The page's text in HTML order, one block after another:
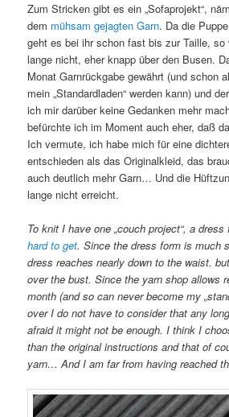
Zum Stricken gibt es ein „Sofaprojekt“,
dem mühsam gejagten Garn. Da die
geht es bei ihr schon fast bis zur Taille,
lange nicht, eher knapp über den Busen.
Monat Garnrückgabe gewährt (und schon
mein „Standardladen“ werden kann) und
ich mir darüber keine Gedanken mehr
befürchte ich im Moment auch eher, daß
Ich vermute, ich habe mich für eine
entschieden als das Originalkleid, das
auch deutlich mehr Garn… Und die
lange nicht erreicht.
To knit I have one „couch project“, a dress
hard to get. Since the dress form is much
dress reaches nearly down to the waist.
over the bust. Since the yarn shop allows
month (and so can never become my
over I do not have to consider that any
afraid it might not be enough. I think I
than the original instructions and that of
yarn… And I am far from having reached